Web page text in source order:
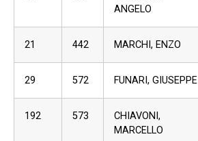
ANGELO
21 442 MARCHI, ENZO
29 572 FUNARI, GIUSEPPE
192 573
CHIAVONI,
MARCELLO